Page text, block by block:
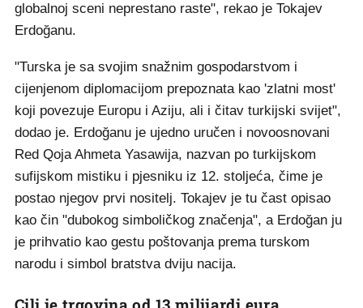
globalnoj sceni neprestano raste", rekao je Tokajev
Erdoğanu.
"Turska je sa svojim snažnim gospodarstvom i
cijenjenom diplomacijom prepoznata kao 'zlatni most'
koji povezuje Europu i Aziju, ali i čitav turkijski svijet",
dodao je. Erdoğanu je ujedno uručen i novoosnovani
Red Qoja Ahmeta Yasawija, nazvan po turkijskom
sufijskom mistiku i pjesniku iz 12. stoljeća, čime je
postao njegov prvi nositelj. Tokajev je tu čast opisao
kao čin "dubokog simboličkog značenja", a Erdoğan ju
je prihvatio kao gestu poštovanja prema turskom
narodu i simbol bratstva dviju nacija.